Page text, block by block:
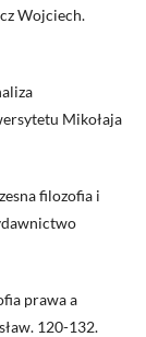
Wojciech.
Mikołaja
filozofia i
prawa a
120-132.